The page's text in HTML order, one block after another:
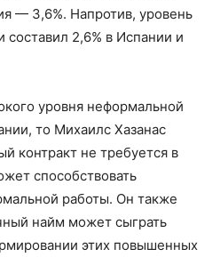
— 3,6%. Напротив, уровень
составил 2,6% в Испании и
уровня неформальной
то Михаилс Хазанас
контракт не требуется в
способствовать
работы. Он также
найм может сыграть
этих повышенных